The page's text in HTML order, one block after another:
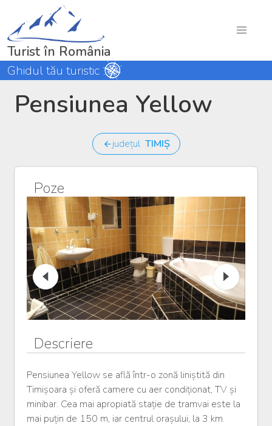
Turist în România
Ghidul tău turistic
Pensiunea Yellow
județul TIMIȘ
Poze
Descriere
Pensiunea Yellow se află într-o zonă liniștită din
Timișoara și oferă camere cu aer condiționat, TV și
minibar. Cea mai apropiată stație de tramvai este la
mai puțin de 150 m, iar centrul orașului, la 3 km.